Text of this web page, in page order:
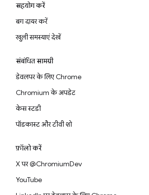
सहयोग करें
बग दायर करें
खुली समस्याएं देखें
संबंधित सामग्री
डेवलपर के लिए Chrome
Chromium के अपडेट
केस स्टडी
पॉडकास्ट और टीवी शो
फ़ॉलो करें
X पर @ChromiumDev
YouTube